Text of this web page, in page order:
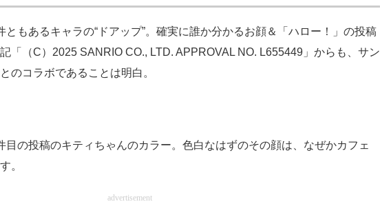
もあるキャラの“ドアップ”。確実に誰か分かるお顔＆「ハロー！」の投稿
「（C）2025 SANRIO CO., LTD. APPROVAL NO. L655449」からも、サン
のコラボであることは明白。
の投稿のキティちゃんのカラー。色白なはずのその顔は、なぜかカフェ
。
advertisement